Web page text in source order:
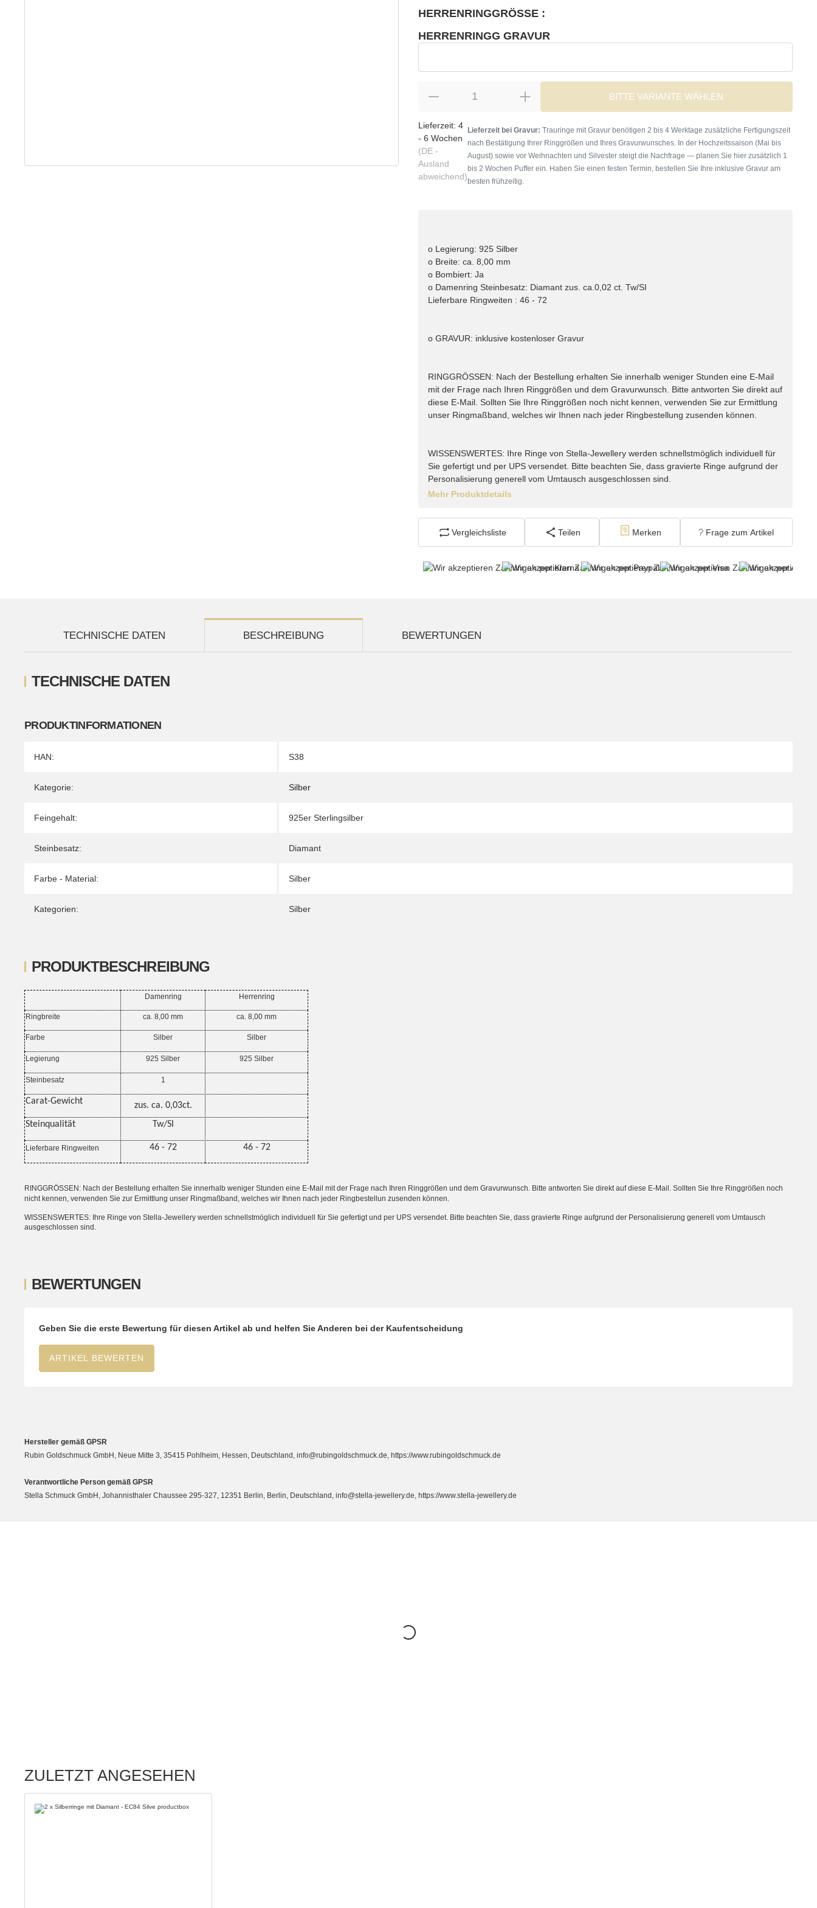
HERRENRINGGRÖSSE :
HERRENRINGG GRAVUR
BITTE VARIANTE WÄHLEN
Lieferzeit: 4
- 6 Wochen
(DE -
Ausland
abweichend)
Lieferzeit bei Gravur: Trauringe mit Gravur benötigen 2 bis 4 Werktage zusätzliche Fertigungszeit
nach Bestätigung Ihrer Ringgrößen und Ihres Gravurwunsches. In der Hochzeitssaison (Mai bis
August) sowie vor Weihnachten und Silvester steigt die Nachfrage — planen Sie hier zusätzlich 1
bis 2 Wochen Puffer ein. Haben Sie einen festen Termin, bestellen Sie Ihre inklusive Gravur am
besten frühzeitig.
o Legierung: 925 Silber
o Breite: ca. 8,00 mm
o Bombiert: Ja
o Damenring Steinbesatz: Diamant zus. ca.0,02 ct. Tw/SI
Lieferbare Ringweiten : 46 - 72
o GRAVUR: inklusive kostenloser Gravur
RINGGRÖSSEN: Nach der Bestellung erhalten Sie innerhalb weniger Stunden eine E-Mail
mit der Frage nach Ihren Ringgrößen und dem Gravurwunsch. Bitte antworten Sie direkt auf
diese E-Mail. Sollten Sie Ihre Ringgrößen noch nicht kennen, verwenden Sie zur Ermittlung
unser Ringmaßband, welches wir Ihnen nach jeder Ringbestellung zusenden können.
WISSENSWERTES: Ihre Ringe von Stella-Jewellery werden schnellstmöglich individuell für
Sie gefertigt und per UPS versendet. Bitte beachten Sie, dass gravierte Ringe aufgrund der
Personalisierung generell vom Umtausch ausgeschlossen sind.
Mehr Produktdetails
Vergleichsliste Teilen Merken Frage zum Artikel
TECHNISCHE DATEN BESCHREIBUNG BEWERTUNGEN
TECHNISCHE DATEN
PRODUKTINFORMATIONEN
Produkteigenschaft
Wert
HAN: S38
Kategorie: Silber
Feingehalt: 925er Sterlingsilber
Steinbesatz: Diamant
Farbe - Material: Silber
Kategorien: Silber
PRODUKTBESCHREIBUNG
Damenring Herrenring
Ringbreite ca. 8,00 mm ca. 8,00 mm
Farbe Silber Silber
Legierung 925 Silber 925 Silber
Steinbesatz 1
Carat-Gewicht
zus. ca. 0,03ct.
Steinqualität
Tw/SI
Lieferbare Ringweiten 46 - 72 46 - 72
RINGGRÖSSEN: Nach der Bestellung erhalten Sie innerhalb weniger Stunden eine E-Mail mit der Frage nach Ihren Ringgrößen und dem Gravurwunsch. Bitte antworten Sie direkt auf diese E-Mail. Sollten Sie Ihre Ringgrößen noch
nicht kennen, verwenden Sie zur Ermittlung unser Ringmaßband, welches wir Ihnen nach jeder Ringbestellun zusenden können.
WISSENSWERTES: Ihre Ringe von Stella-Jewellery werden schnellstmöglich individuell für Sie gefertigt und per UPS versendet. Bitte beachten Sie, dass gravierte Ringe aufgrund der Personalisierung generell vom Umtausch
ausgeschlossen sind.
BEWERTUNGEN
Geben Sie die erste Bewertung für diesen Artikel ab und helfen Sie Anderen bei der Kaufentscheidung
ARTIKEL BEWERTEN
Hersteller gemäß GPSR
Rubin Goldschmuck GmbH, Neue Mitte 3, 35415 Pohlheim, Hessen, Deutschland, info@rubingoldschmuck.de, https://www.rubingoldschmuck.de
Verantwortliche Person gemäß GPSR
Stella Schmuck GmbH, Johannisthaler Chaussee 295-327, 12351 Berlin, Berlin, Deutschland, info@stella-jewellery.de, https://www.stella-jewellery.de
ZULETZT ANGESEHEN